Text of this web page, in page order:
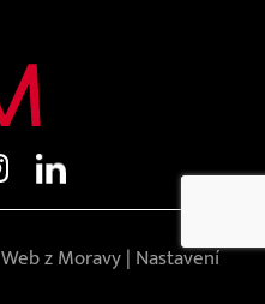
Web z Moravy| Nastavení